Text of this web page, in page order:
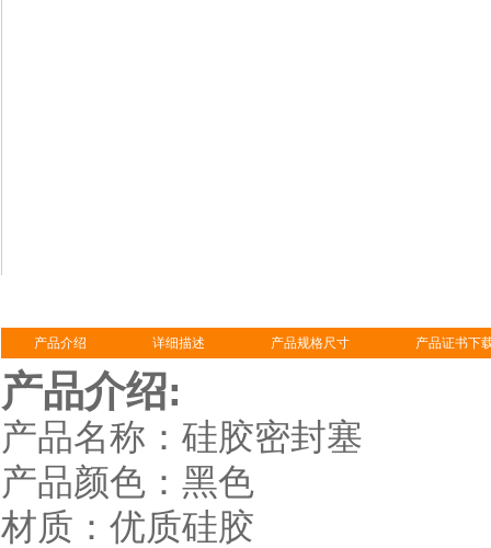
产品介绍 详细描述 产品规格尺寸 产品证书下
产品介绍:
产品名称：硅胶密封塞
产品颜色：黑色
材质：优质硅胶